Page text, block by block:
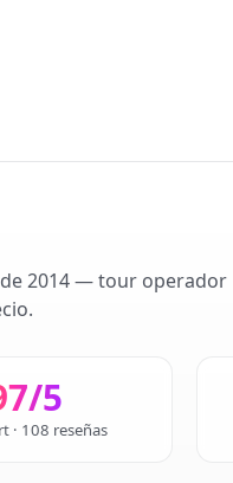
2014 — tour operador
5
· 108 reseñas